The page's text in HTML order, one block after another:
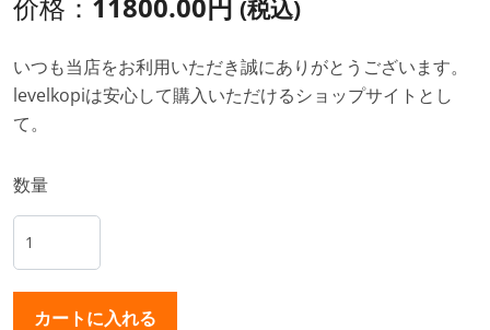
(税込)
いつも当店をお利用いただき誠にありがとうございます。
levelkopiは安心して購入いただけるショップサイトとし
て。
数量